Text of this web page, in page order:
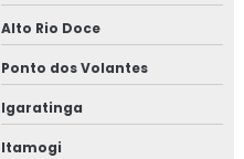
Alto Rio Doce
Ponto dos Volantes
Igaratinga
Itamogi